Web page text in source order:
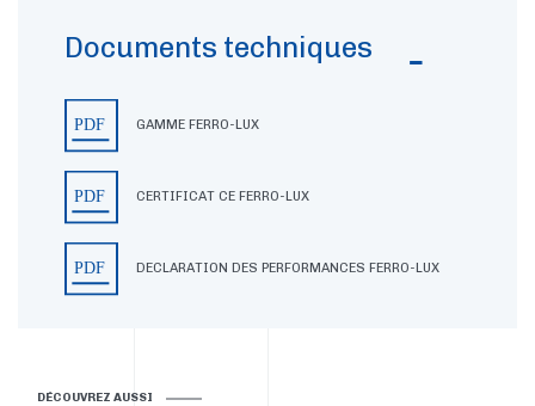
Documents techniques
GAMME FERRO-LUX
CERTIFICAT CE FERRO-LUX
DECLARATION DES PERFORMANCES FERRO-LUX
DÉCOUVREZ AUSSI